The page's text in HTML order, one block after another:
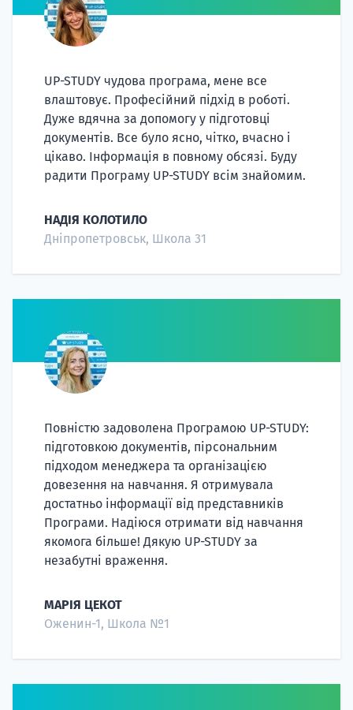
UP-STUDY чудова програма, мене все
влаштовує. Професійний підхід в роботі.
Дуже вдячна за допомогу у підготовці
документів. Все було ясно, чітко, вчасно і
цікаво. Інформація в повному обсязі. Буду
радити Програму UP-STUDY всім знайомим.
НАДІЯ КОЛОТИЛО
Дніпропетровськ, Школа 31
Повністю задоволена Програмою UP-STUDY:
підготовкою документів, пірсональним
підходом менеджера та організацією
довезення на навчання. Я отримувала
достатньо інформації від представників
Програми. Надіюся отримати від навчання
якомога більше! Дякую UP-STUDY за
незабутні враження.
МАРІЯ ЦЕКОТ
Оженин-1, Школа №1